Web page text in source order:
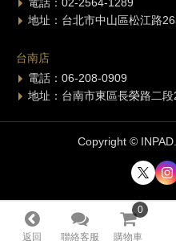
返回 聯絡客服
0
購物車
地址：台北市中山區松江路
台南店
電話：06-208-0909
地址：台南市東區長榮路二段
Copyright ©